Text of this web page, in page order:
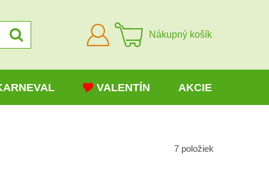
Prihlásiť
sa
Nákupný košík
VALENTÍN AKCIE
7 položiek